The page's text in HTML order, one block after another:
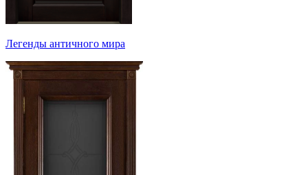
Легенды античного мира